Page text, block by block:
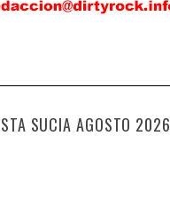
SUCIA AGOSTO 2026